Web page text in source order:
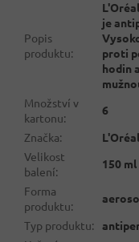
Popis
produktu:
je
proti
hodin
Množství v
kartonu:
6
Značka:
Velikost
balení:
150 ml
Forma
produktu:
Typ produktu: